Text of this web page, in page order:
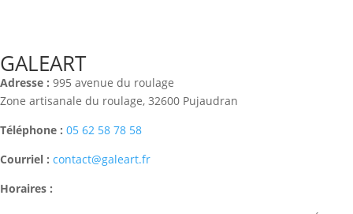
GALEART
Adresse : 995 avenue du roulage
Zone artisanale du roulage, 32600 Pujaudran
Téléphone : 05 62 58 78 58
Courriel : contact@galeart.fr
Horaires :